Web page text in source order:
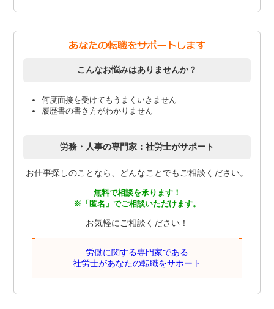
こんなお悩みはありませんか？
何度面接を受けてもうまくいきません
履歴書の書き方がわかりません
労務・人事の専門家：社労士がサポート
お仕事探しのことなら、どんなことでもご相談ください。
無料で相談を承ります！
※「匿名」でご相談いただけます。
お気軽にご相談ください！
労働に関する専門家である
社労士があなたの転職をサポート